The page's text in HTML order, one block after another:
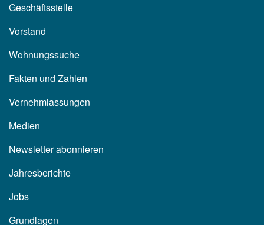
Geschäftsstelle
Vorstand
Wohnungssuche
Fakten und Zahlen
Vernehmlassungen
Medien
Newsletter abonnieren
Jahresberichte
Jobs
Grundlagen